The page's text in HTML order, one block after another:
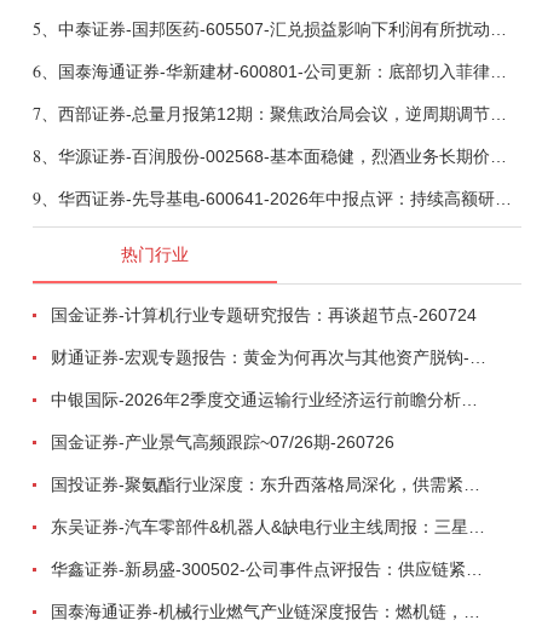
5、 中泰证券-国邦医药-605507-汇兑损益影响下利润有所扰动，期待底部反转-260805
6、 国泰海通证券-华新建材-600801-公司更新：底部切入菲律宾市场，出海进程加快-260805
7、 西部证券-总量月报第12期：聚焦政治局会议，逆周期调节加力，增量政策可期-260806
8、 华源证券-百润股份-002568-基本面稳健，烈酒业务长期价值亟待体现-260806
9、 华西证券-先导基电-600641-2026年中报点评：持续高额研发投入，离子注入机、半导体材料加速突破-260802
热门行业
国金证券-计算机行业专题研究报告：再谈超节点-260724
财通证券-宏观专题报告：黄金为何再次与其他资产脱钩-260726
中银国际-2026年2季度交通运输行业经济运行前瞻分析：地缘冲突致航运和航空景气度分化，交通基础设施板块总体呈现稳健特征-260724
国金证券-产业景气高频跟踪~07/26期-260726
国投证券-聚氨酯行业深度：东升西落格局深化，供需紧平衡驱动盈利修复-260804
东吴证券-汽车零部件&机器人&缺电行业主线周报：三星电子设立RX机器人事业部，GEV披露二季度业绩及扩产计划-260726
华鑫证券-新易盛-300502-公司事件点评报告：供应链紧张逐步缓解，订单交付快速增长-260724
国泰海通证券-机械行业燃气产业链深度报告：燃机链，受益数据中心与能源转型，供需错配下国产厂商迎全球性机遇-260728